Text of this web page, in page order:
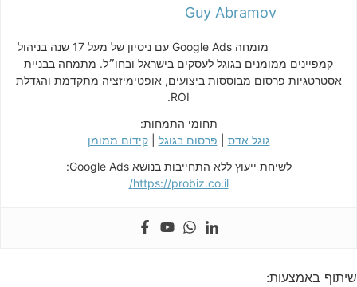
Guy Abramov
מומחה Google Ads עם ניסיון של מעל 17 שנה בניהול
קמפיינים ממומנים בגוגל לעסקים בישראל ובחו״ל. מתמחה בבניית
אסטרטגיות פרסום מבוססות ביצועים, אופטימיזציה מתקדמת והגדלת
ROI.
תחומי התמחות:
גוגל אדס
פרסום בגוגל |קידום ממומן
לשיחת ייעוץ ללא התחייבות בנושא Google Ads:
https://probiz.co.il/
שיתוף באמצעות: